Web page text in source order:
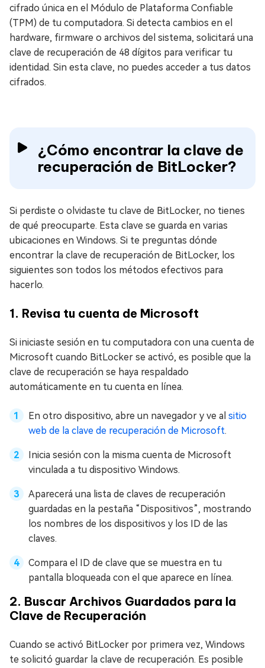
cifrado única en el Módulo de Plataforma Confiable
(TPM) de tu computadora. Si detecta cambios en el
hardware, firmware o archivos del sistema, solicitará una
clave de recuperación de 48 dígitos para verificar tu
identidad. Sin esta clave, no puedes acceder a tus datos
cifrados.
¿Cómo encontrar la clave de
recuperación de BitLocker?
Si perdiste o olvidaste tu clave de BitLocker, no tienes
de qué preocuparte. Esta clave se guarda en varias
ubicaciones en Windows. Si te preguntas dónde
encontrar la clave de recuperación de BitLocker, los
siguientes son todos los métodos efectivos para
hacerlo.
1. Revisa tu cuenta de Microsoft
Si iniciaste sesión en tu computadora con una cuenta de
Microsoft cuando BitLocker se activó, es posible que la
clave de recuperación se haya respaldado
automáticamente en tu cuenta en línea.
En otro dispositivo, abre un navegador y ve al sitio
web de la clave de recuperación de Microsoft.
Inicia sesión con la misma cuenta de Microsoft
vinculada a tu dispositivo Windows.
Aparecerá una lista de claves de recuperación
guardadas en la pestaña “Dispositivos”, mostrando
los nombres de los dispositivos y los ID de las
claves.
Compara el ID de clave que se muestra en tu
pantalla bloqueada con el que aparece en línea.
2. Buscar Archivos Guardados para la
Clave de Recuperación
Cuando se activó BitLocker por primera vez, Windows
te solicitó guardar la clave de recuperación. Es posible